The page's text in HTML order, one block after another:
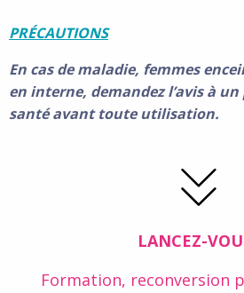
PRÉCAUTIONS
En cas de maladie, femmes
en interne, demandez l’avis à
santé avant toute utilisation.
LANCEZ-
Formation, reconversion